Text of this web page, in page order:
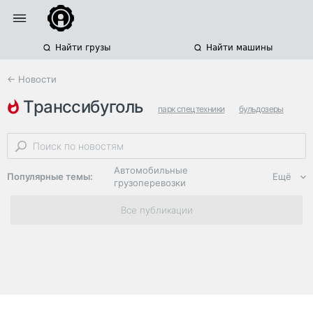
Найти грузы Найти машины
← Новости
транссибуголь парк спецтехники бульдозеры
строительная техника
Популярные темы:
Автомобильные
грузоперевозки
Региональная
логистика
Ещё
Все публикации